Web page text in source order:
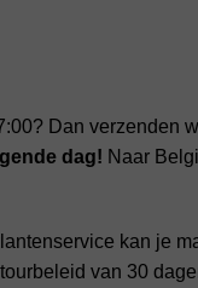
Dan verzenden
dag! Naar
kan je
van 30